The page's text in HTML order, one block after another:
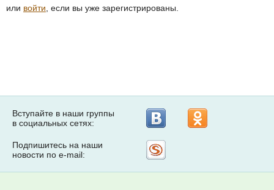
или войти , если вы уже зарегистрированы.
Вступайте в наши группы
в социальных сетях:
Подпишитесь на наши
новости по e-mail: